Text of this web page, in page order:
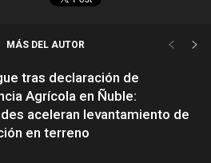
MÁS DEL AUTOR
tras declaración de
Agrícola en Ñuble:
aceleran levantamiento de
en terreno